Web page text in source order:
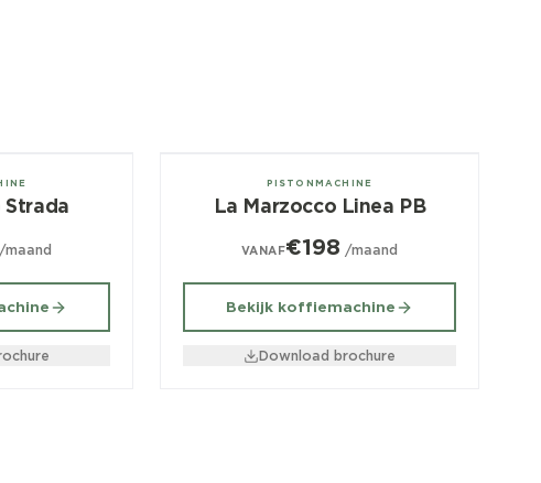
Strada
/maand
2, 3, 4 groepsPISTONMACHINE
La Marzocco Linea PB
VANAF€198 /maand
Bekijk koffiemachine
Download brochure